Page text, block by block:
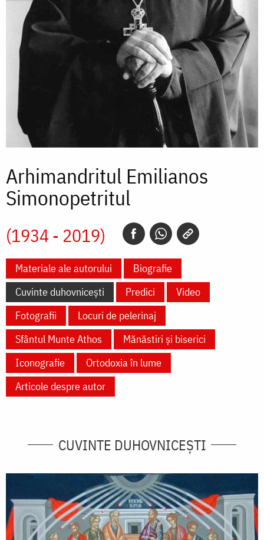
Arhimandritul Emilianos
Simonopetritul
(1934 - 2019)
Materiale ale autorului
Biografie
Cuvinte duhovnicești
Predici
Video
Fotografii
Locuri de pelerinaj
Sfântul Munte Athos
Mănăstiri și biserici
Iconografie
Ortodoxia în lume
Articole despre autor
CUVINTE DUHOVNICEȘTI